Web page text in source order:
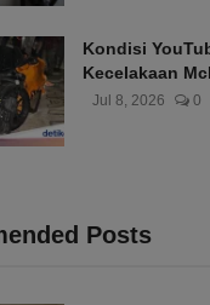
Kondisi
Kecelakaan
Jul 8, 2026 0
Posts